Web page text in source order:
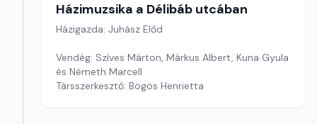
Házimuzsika a Délibáb utcában
Házigazda: Juhász Előd
Vendég: Szíves Márton, Márkus Albert, Kuna Gyula
és Németh Marcell
Társszerkesztő: Bögös Henrietta